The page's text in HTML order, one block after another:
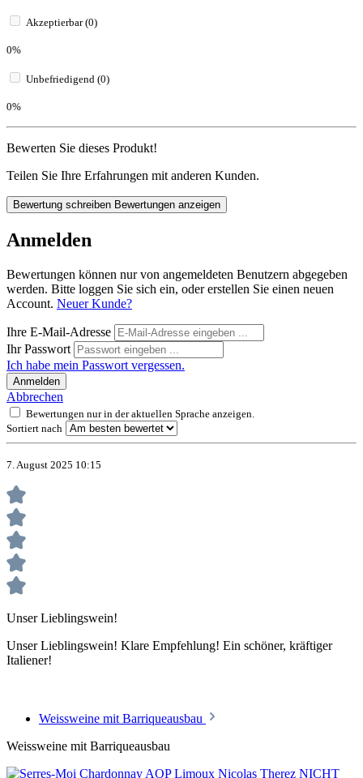
Akzeptierbar (0)
0%
Unbefriedigend (0)
0%
Bewerten Sie dieses Produkt!
Teilen Sie Ihre Erfahrungen mit anderen Kunden.
Bewertung schreiben Bewertungen anzeigen
Anmelden
Bewertungen können nur von angemeldeten Benutzern abgegeben
werden. Bitte loggen Sie sich ein, oder erstellen Sie einen neuen
Account. Neuer Kunde?
Ihre E-Mail-Adresse
Ihr Passwort
Ich habe mein Passwort vergessen.
Anmelden
Abbrechen
Bewertungen nur in der aktuellen Sprache anzeigen.
Sortiert nach
7. August 2025 10:15
Unser Lieblingswein!
Unser Lieblingswein! Klare Empfehlung! Ein schöner, kräftiger
Italiener!
Weissweine mit Barriqueausbau
Weissweine mit Barriqueausbau